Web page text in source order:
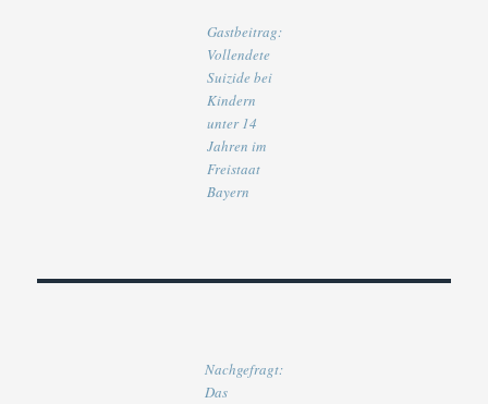
Gastbeitrag:
Vollendete
Suizide bei
Kindern
unter 14
Jahren im
Freistaat
Bayern
Nachgefragt:
Das